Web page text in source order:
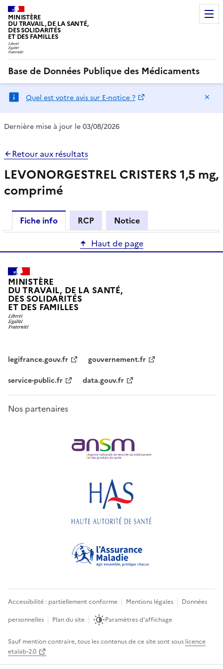
MINISTÈRE
DU TRAVAIL, DE LA SANTÉ,
DES SOLIDARITÉS
ET DES FAMILLES
Base de Données Publique des Médicaments
Quel est votre avis sur E-notice ?
Dernière mise à jour le 03/08/2026
Retour aux résultats
LEVONORGESTREL CRISTERS 1,5 mg,
comprimé
Fiche info RCP
Notice
Haut de page
MINISTÈRE
DU TRAVAIL, DE LA SANTÉ,
DES SOLIDARITÉS
ET DES FAMILLES
legifrance.gouv.fr
gouvernement.fr
service-public.fr
data.gouv.fr
Nos partenaires
Accessibilité : partiellement conforme Mentions légales
Données
personnelles
Plan du site Paramètres d'affichage
Sauf mention contraire, tous les contenus de ce site sont sous licence
etalab-2.0